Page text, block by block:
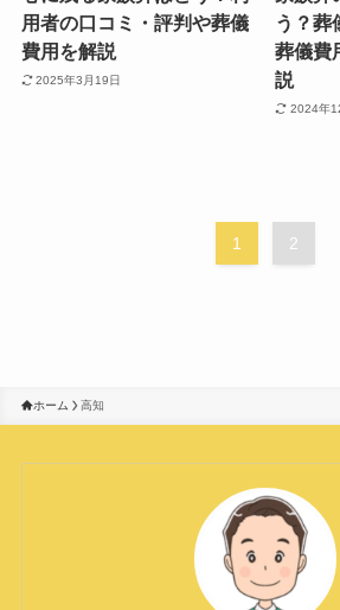
用者の口コミ・評判や葬儀
費用を解説
2025年3月19日
う？葬
葬儀費
説
2024年
1 2
ホーム 高知